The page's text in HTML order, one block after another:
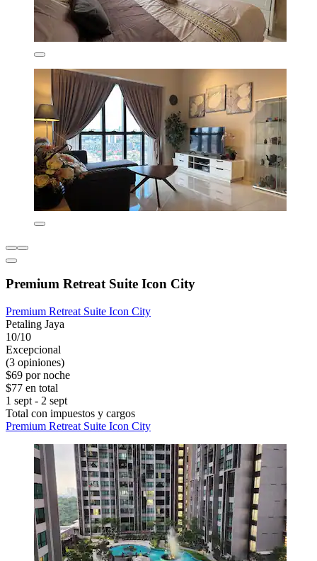
Premium Retreat Suite Icon City
Premium Retreat Suite Icon City
Petaling Jaya
10/10
Excepcional
(3 opiniones)
$69 por noche
$77 en total
1 sept - 2 sept
Total con impuestos y cargos
Premium Retreat Suite Icon City